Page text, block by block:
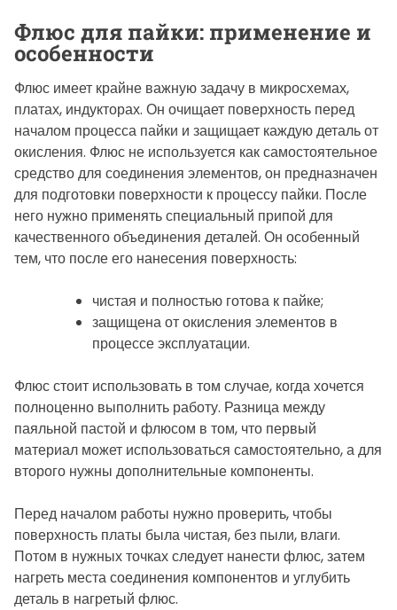
Флюс для пайки: применение и
особенности
Флюс имеет крайне важную задачу в микросхемах,
платах, индукторах. Он очищает поверхность перед
началом процесса пайки и защищает каждую деталь от
окисления. Флюс не используется как самостоятельное
средство для соединения элементов, он предназначен
для подготовки поверхности к процессу пайки. После
него нужно применять специальный припой для
качественного объединения деталей. Он особенный
тем, что после его нанесения поверхность:
чистая и полностью готова к пайке;
защищена от окисления элементов в
процессе эксплуатации.
Флюс стоит использовать в том случае, когда хочется
полноценно выполнить работу. Разница между
паяльной пастой и флюсом в том, что первый
материал может использоваться самостоятельно, а для
второго нужны дополнительные компоненты.
Перед началом работы нужно проверить, чтобы
поверхность платы была чистая, без пыли, влаги.
Потом в нужных точках следует нанести флюс, затем
нагреть места соединения компонентов и углубить
деталь в нагретый флюс.